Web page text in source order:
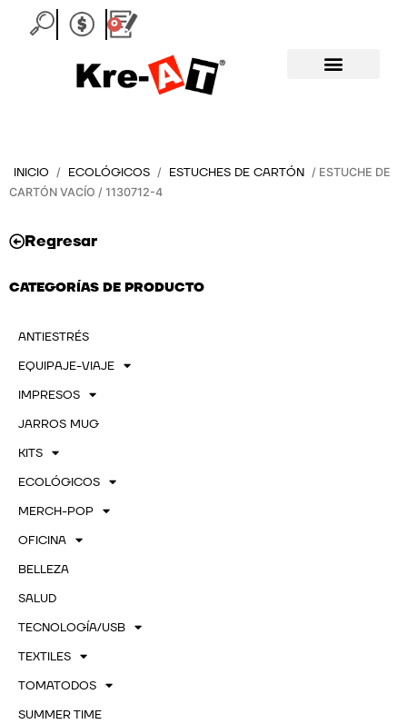
0
Carrito
INICIO / ECOLÓGICOS / ESTUCHES DE CARTÓN / ESTUCHE DE
CARTÓN VACÍO / 1130712-4
Regresar
CATEGORÍAS DE PRODUCTO
ANTIESTRÉS
EQUIPAJE-VIAJE
IMPRESOS
JARROS MUG
KITS
ECOLÓGICOS
MERCH-POP
OFICINA
BELLEZA
SALUD
TECNOLOGÍA/USB
TEXTILES
TOMATODOS
SUMMER TIME